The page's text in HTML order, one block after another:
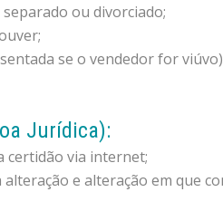
ou divorciado;
se o vendedor for
Jurídica):
certidão via internet;
e alteração em que